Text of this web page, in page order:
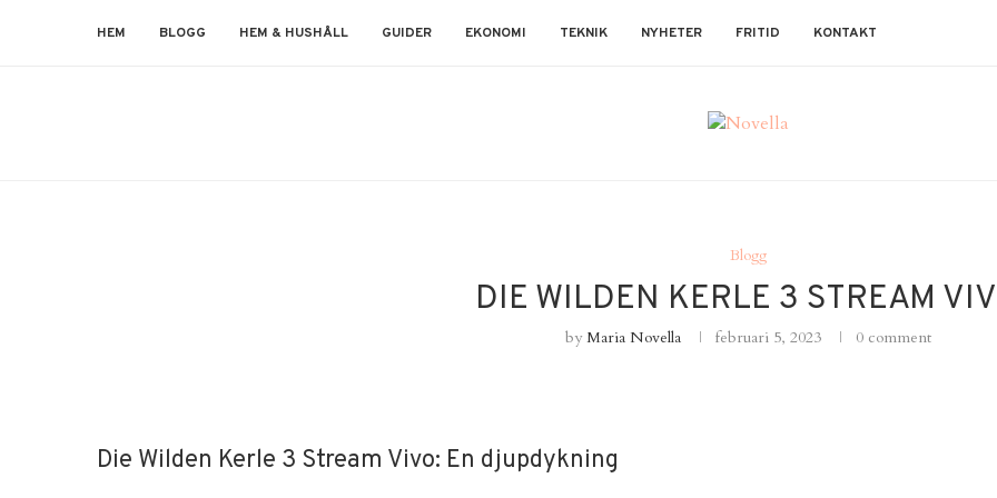
HEM BLOGG HEM & HUSHÅLL GUIDER EKONOMI TEKNIK NYHETER FRITID KONTAKT
Blogg
DIE WILDEN KERLE 3 STREAM
byMaria Novella februari 5, 2023 0 comment
Die Wilden Kerle 3 Stream Vivo: En djupdykning